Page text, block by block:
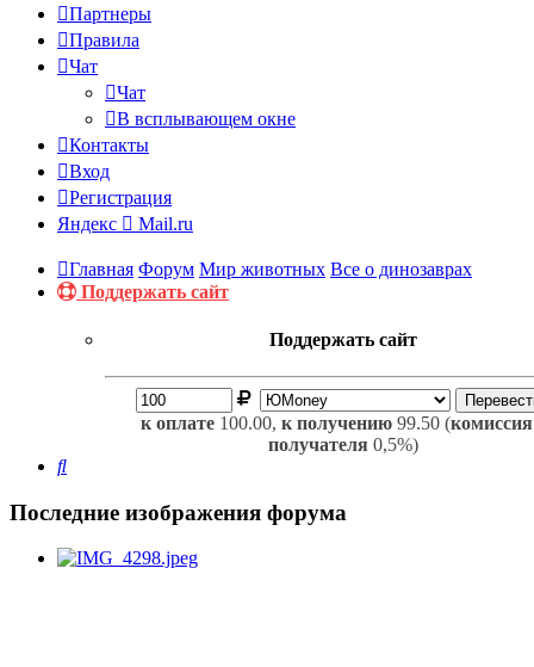
Партнеры
Правила
Чат
Чат
В всплывающем окне
Контакты
Вход
Регистрация
Яндекс
Mail.ru
Главная Форум Мир животных Все о динозаврах
Поддержать сайт
Поддержать сайт
к оплате 100.00, к получению 99.50 (
получателя 0,5%)
Поиск
Последние изображения форума